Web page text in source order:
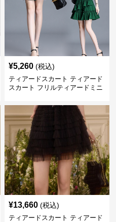
¥5,260 (税込)
ティアードスカート ティアード
スカート フリルティアードミニ
¥13,660 (税込)
ティアードスカート ティアード